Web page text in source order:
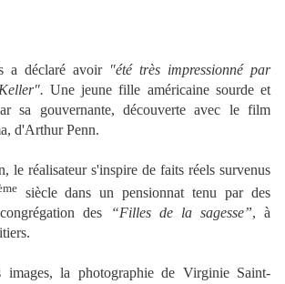
a déclaré avoir "été très impressionné par
Une jeune fille américaine sourde et
sa gouvernante, découverte avec le film
d'Arthur Penn.
le réalisateur s'inspire de faits réels survenus
siècle dans un pensionnat tenu par des
des
“Filles de la sagesse”, à
images, la photographie de Virginie Saint-